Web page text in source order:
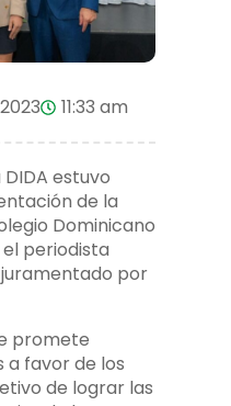
11:33 am
DIDA estuvo
de la
Dominicano
periodista
por
promete
favor de los
de lograr las